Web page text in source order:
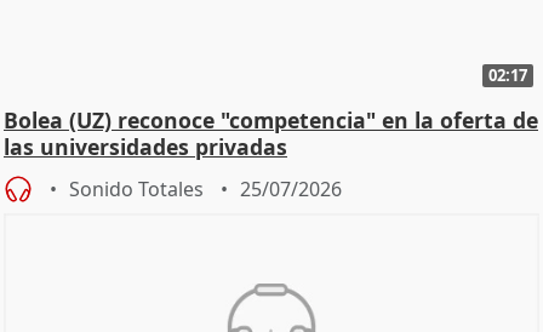
02:17
Bolea (UZ) reconoce "competencia" en la oferta de
las universidades privadas
Sonido Totales 25/07/2026